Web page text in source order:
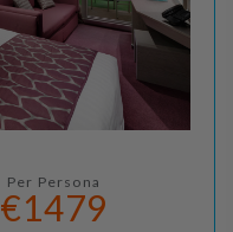
Per Persona
€1479